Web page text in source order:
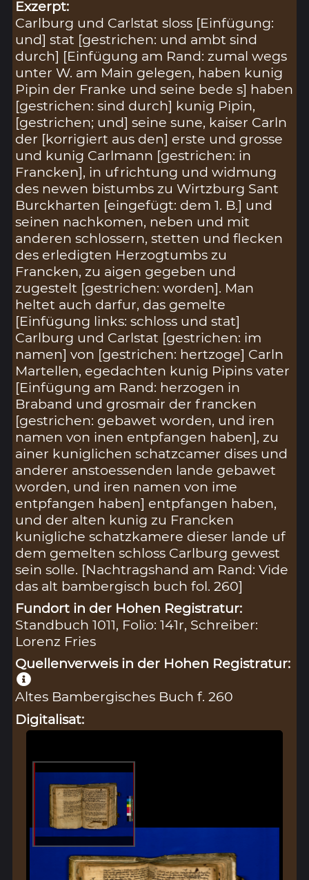
Exzerpt:
Carlburg und Carlstat sloss [Einfügung:
und] stat [gestrichen: und ambt sind
durch] [Einfügung am Rand: zumal wegs
unter W. am Main gelegen, haben kunig
Pipin der Franke und seine bede s] haben
[gestrichen: sind durch] kunig Pipin,
[gestrichen; und] seine sune, kaiser Carln
der [korrigiert aus den] erste und grosse
und kunig Carlmann [gestrichen: in
Francken], in ufrichtung und widmung
des newen bistumbs zu Wirtzburg Sant
Burckharten [eingefügt: dem 1. B.] und
seinen nachkomen, neben und mit
anderen schlossern, stetten und flecken
des erledigten Herzogtumbs zu
Francken, zu aigen gegeben und
zugestelt [gestrichen: worden]. Man
heltet auch darfur, das gemelte
[Einfügung links: schloss und stat]
Carlburg und Carlstat [gestrichen: im
namen] von [gestrichen: hertzoge] Carln
Martellen, egedachten kunig Pipins vater
[Einfügung am Rand: herzogen in
Braband und grosmair der francken
[gestrichen: gebawet worden, und iren
namen von inen entpfangen haben], zu
ainer kuniglichen schatzcamer dises und
anderer anstoessenden lande gebawet
worden, und iren namen von ime
entpfangen haben] entpfangen haben,
und der alten kunig zu Francken
kunigliche schatzkamere dieser lande uf
dem gemelten schloss Carlburg gewest
sein solle. [Nachtragshand am Rand: Vide
das alt bambergisch buch fol. 260]
Fundort in der Hohen Registratur:
Standbuch 1011, Folio: 141r, Schreiber:
Lorenz Fries
Quellenverweis in der Hohen Registratur:
Altes Bambergisches Buch f. 260
Digitalisat: